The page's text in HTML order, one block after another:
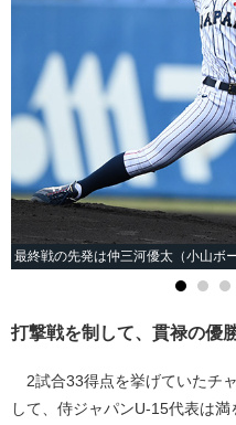
最終戦の先発は仲三河優太（小山ボー
打撃戦を制して、貫禄の優
2試合33得点を挙げていたチ
して、侍ジャパンU-15代表は